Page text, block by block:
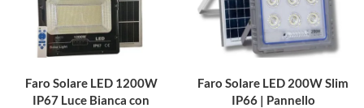
Faro Solare LED 1200W
IP67 Luce Bianca con
Faro Solare LED 200W Slim
IP66 | Pannello